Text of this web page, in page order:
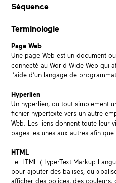
Séquence
Terminologie
Page Web
Une page Web est un document
connecté au World Wide Web qui
l’aide d’un langage de
Hyperlien
Un hyperlien, ou tout simplement
fichier hypertexte vers un autre
Web. Les liens donnent toute leur
pages les unes aux autres afin
HTML
Le HTML (HyperText Markup
pour ajouter des balises, ou «
afficher des polices, des couleurs,